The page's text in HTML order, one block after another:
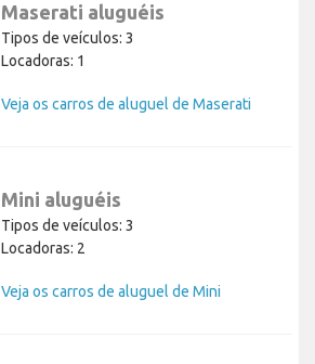
Maserati aluguéis
Tipos de veículos: 3
Locadoras: 1
Veja os carros de aluguel de Maserati
Mini aluguéis
Tipos de veículos: 3
Locadoras: 2
Veja os carros de aluguel de Mini